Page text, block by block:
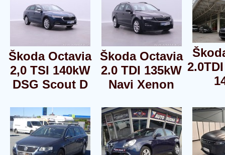
Škoda Octavia
2,0 TSI 140kW
DSG Scout D
Škoda Octavia
2.0 TDI 135kW
Navi Xenon